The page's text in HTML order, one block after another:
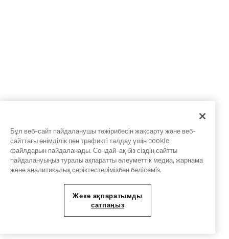
Бұл веб-сайт пайдаланушы тәжірибесін жақсарту және веб-
сайттағы өнімділік пен трафикті талдау үшін cookie
файлдарын пайдаланады. Сондай-ақ біз сіздің сайтты
пайдалануыңыз туралы ақпаратты әлеуметтік медиа, жарнама
және аналитикалық серіктестерімізбен бөлісеміз.
Жеке ақпаратымды
сатпаңыз